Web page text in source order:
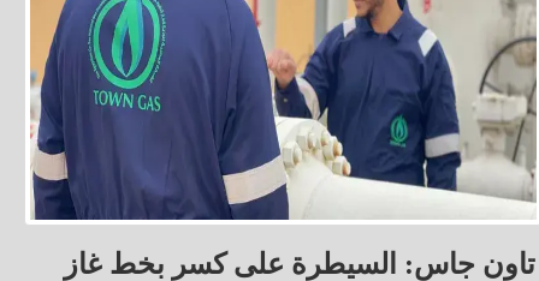
تاون جاس: السيطرة على كسر بخط غاز